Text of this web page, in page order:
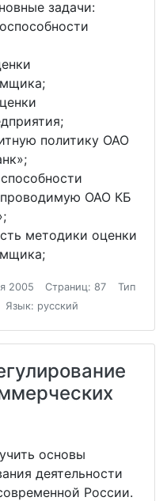
задачи:
политику ОАО
ОАО КБ
методики оценки
2005 Страниц: 87
Тип
Язык: русский
основы
деятельности
России.